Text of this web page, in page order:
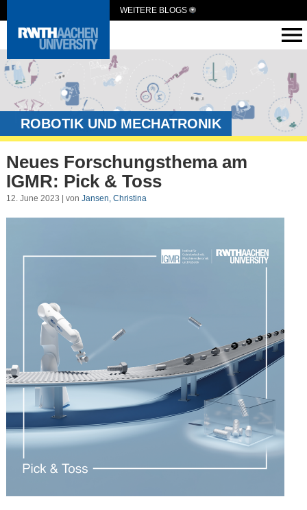
WEITERE BLOGS
ROBOTIK UND MECHATRONIK
Neues Forschungsthema am
IGMR: Pick & Toss
12. June 2023 | von Jansen, Christina